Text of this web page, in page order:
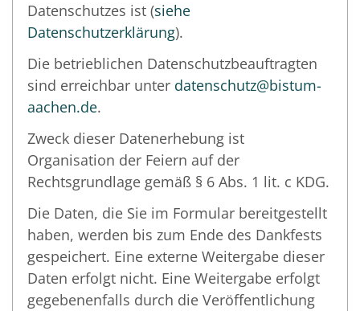
Datenschutzes ist (siehe
Datenschutzerklärung).
Die betrieblichen Datenschutzbeauftragten
sind erreichbar unter datenschutz@bistum-
aachen.de.
Zweck dieser Datenerhebung ist
Organisation der Feiern auf der
Rechtsgrundlage gemäß § 6 Abs. 1 lit. c KDG.
Die Daten, die Sie im Formular bereitgestellt
haben, werden bis zum Ende des Dankfests
gespeichert. Eine externe Weitergabe dieser
Daten erfolgt nicht. Eine Weitergabe erfolgt
gegebenenfalls durch die Veröffentlichung